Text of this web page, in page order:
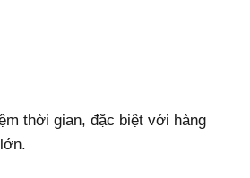
thời gian, đặc biệt với hàng